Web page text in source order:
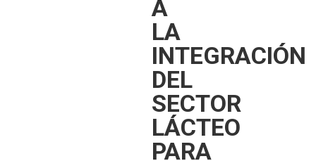
A
LA
INTEGRACIÓN
DEL
SECTOR
LÁCTEO
PARA